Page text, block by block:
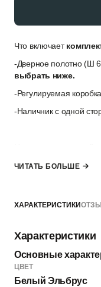
Что включает
-Дверное полотно (Ш
выбрать ниже.
-Регулируемая коробка
-Наличник с одной
толщина стены не
*комплект не
ЧИТАТЬ БОЛЬШЕ
ХАРАКТЕРИСТИКИ
Характеристики
Основные
ЦВЕТ
Белый Эльбрус